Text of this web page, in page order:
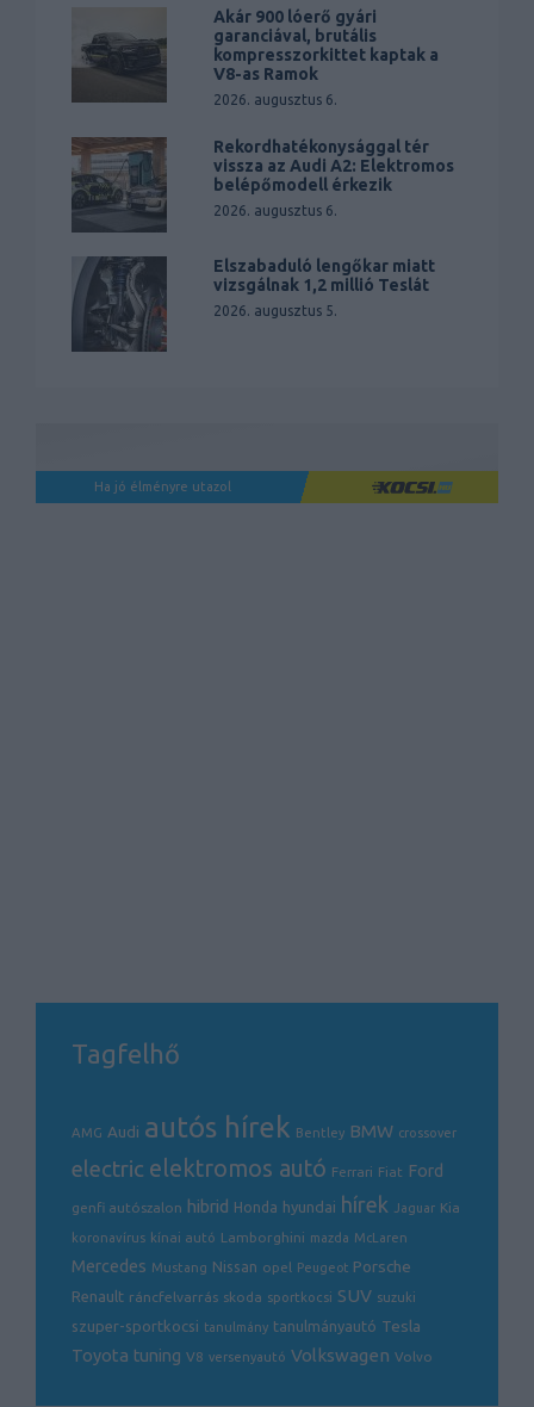
Akár 900 lóerő gyári
garanciával, brutális
kompresszorkittet kaptak a
V8-as Ramok
2026. augusztus 6.
Rekordhatékonysággal tér
vissza az Audi A2: Elektromos
belépőmodell érkezik
2026. augusztus 6.
Elszabaduló lengőkar miatt
vizsgálnak 1,2 millió Teslát
2026. augusztus 5.
Ha jó élményre utazol
Tagfelhő
AMG Audi autós hírek Bentley BMW crossover
electric elektromos autó Ferrari Fiat Ford
genfi autószalon hibrid Honda hyundai hírek Jaguar Kia
koronavírus kínai autó Lamborghini mazda McLaren
Mercedes Mustang Nissan opel Peugeot Porsche
Renault ráncfelvarrás skoda sportkocsi SUV suzuki
szuper-sportkocsi tanulmány tanulmányautó Tesla
Toyota tuning V8 versenyautó Volkswagen Volvo